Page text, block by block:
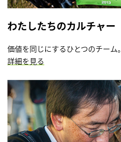
わたしたちのカルチャー
価値を同じにするひとつのチーム。
詳細を見る